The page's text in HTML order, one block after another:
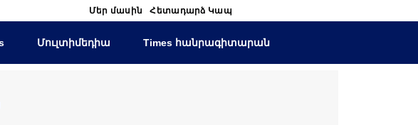
Մեր մասին Հետադարձ Կապ
Մուլտիմեդիա Times հանրագիտարան